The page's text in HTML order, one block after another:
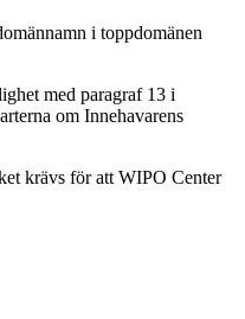
i toppdomänen
med paragraf 13 i
om Innehavarens
krävs för att WIPO Center